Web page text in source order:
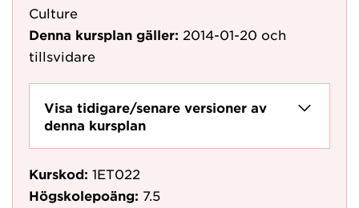
Culture
Denna kursplan gäller: 2014-01-20 och
tillsvidare
Visa tidigare/senare versioner av
denna kursplan
Kurskod: 1ET022
Högskolepoäng: 7.5